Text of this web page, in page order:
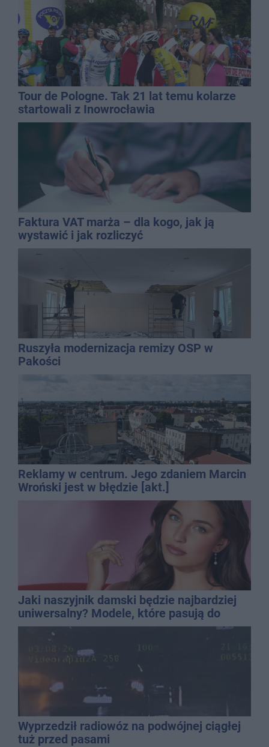
Tour de Pologne. Tak 21 lat temu kolarze
startowali z Inowrocławia
Faktura VAT marża – dla kogo, jak ją
wystawić i jak rozliczyć
Ruszyła modernizacja remizy OSP w
Pakości
Reklamy w centrum. Jego zdaniem Marcin
Wroński jest w błędzie [akt.]
Jaki naszyjnik damski będzie najbardziej
uniwersalny? Modele, które pasują do
wielu stylizacji
Wyprzedził radiowóz na podwójnej ciągłej
tuż przed pasami